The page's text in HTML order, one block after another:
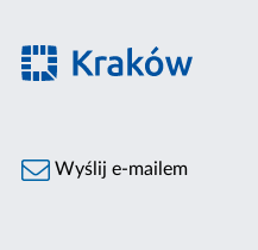
Wyślij e-mailem